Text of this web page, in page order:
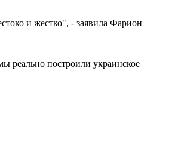
и жестко", - заявила Фарион
реально построили украинское